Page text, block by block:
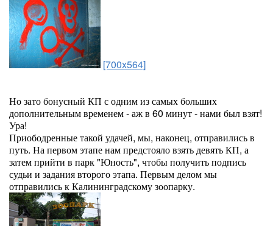
[700x564]
Но зато бонусный КП с одним из самых больших
дополнительным временем - аж в 60 минут - нами был взят!
Ура!
Приободренные такой удачей, мы, наконец, отправились в
путь. На первом этапе нам предстояло взять девять КП, а
затем прийти в парк "Юность", чтобы получить подпись
судьи и задания второго этапа. Первым делом мы
отправились к Калининградскому зоопарку.